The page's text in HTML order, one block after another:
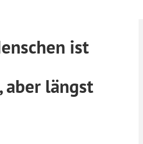
ist
längst